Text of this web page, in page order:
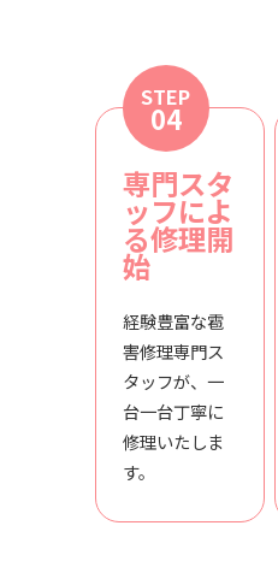
STEP
04
専門スタ
ッフによ
る修理開
始
経験豊富な雹
害修理専門ス
タッフが、一
台一台丁寧に
修理いたしま
す。